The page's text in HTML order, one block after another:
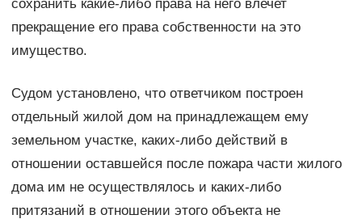
сохранить какие-либо права на него влечет
прекращение его права собственности на это
имущество.
Судом установлено, что ответчиком построен
отдельный жилой дом на принадлежащем ему
земельном участке, каких-либо действий в
отношении оставшейся после пожара части жилого
дома им не осуществлялось и каких-либо
притязаний в отношении этого объекта не